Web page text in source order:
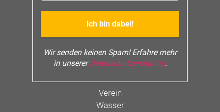
Wir senden keinen Spam! Erfahre mehr
in unsererDatenschutzerklärung.
Verein
Wasser